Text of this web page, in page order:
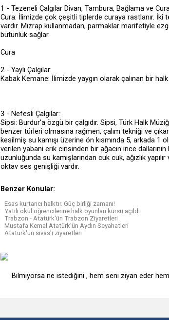
1 - Tezeneli Çalgılar Divan, Tambura, Bağlama ve
Cura: İlimizde çok çeşitli tiplerde curaya rastlanır. İki
vardır. Mızrap kullanmadan, parmaklar marifetiyle
bütünlük sağlar.
Cura
2 - Yaylı Çalgılar:
Kabak Kemane: İlimizde yaygın olarak çalınan bir halk
3 - Nefesli Çalgılar:
Sipsi: Burdur'a özgü bir çalgıdır. Sipsi, Türk Halk
benzer türleri olmasına rağmen, çalım tekniği ve
kesilmiş su kamışı üzerine ön kısmında 5, arkada 1
verilen yabani erik cinsinden bir ağacın ince
uzunluğunda su kamışlarından cuk cuk, ağızlık
oktav ses genişliği vardır.
Benzer Konular:
Esas kurtarıcı halktır. Güç birliği zamanı!
Yatılı okul öğrencilerine halk oyunları kursu açıldı
Trabzon - Atatürk'ün Trabzon Ziyaretleri
Mustafa Kemal Atatürk'ün Aydın Seyahatleri
Atatürk'ün sivas'ı ziyaretleri
Bilmiyorsa ne istediğini , hem seni ziyan eder